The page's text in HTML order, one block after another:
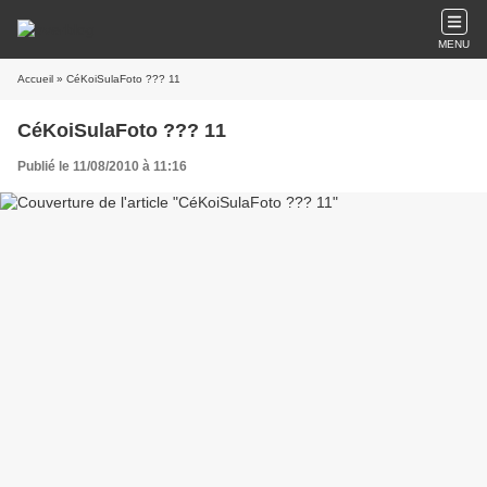
MENU
Accueil » CéKoiSulaFoto ??? 11
CéKoiSulaFoto ??? 11
Publié le 11/08/2010 à 11:16